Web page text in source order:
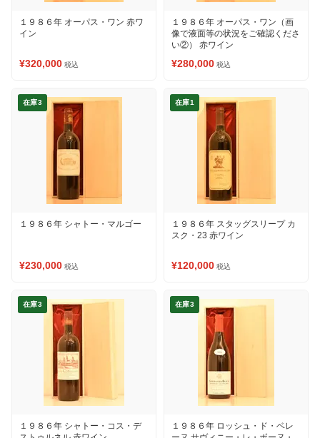
１９８６年 オーパス・ワン 赤ワ
イン
¥320,000 税込
１９８６年 オーパス・ワン（画
像で液面等の状況をご確認くださ
い②） 赤ワイン
¥280,000 税込
在庫3
１９８６年 シャトー・マルゴー
¥230,000 税込
在庫1
１９８６年 スタッグスリープ カ
スク・23 赤ワイン
¥120,000 税込
在庫3
１９８６年 シャトー・コス・デ
在庫3
１９８６年 ロッシュ・ド・ベレ